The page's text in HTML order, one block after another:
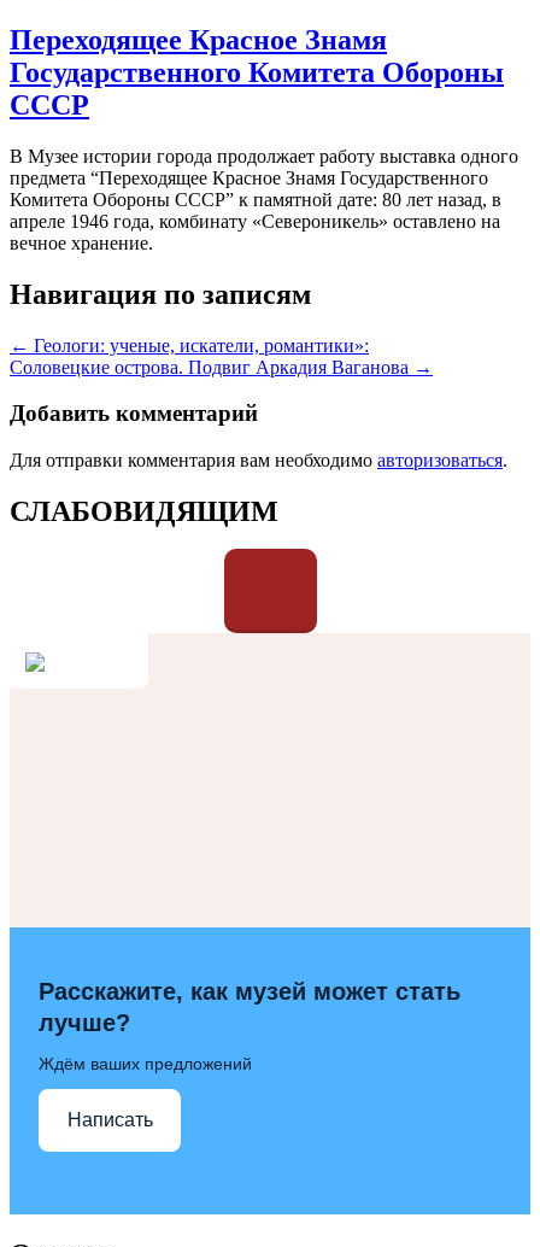
Переходящее Красное Знамя
Государственного Комитета Обороны
СССР
В Музее истории города продолжает работу выставка одного
предмета “Переходящее Красное Знамя Государственного
Комитета Обороны СССР” к памятной дате: 80 лет назад, в
апреле 1946 года, комбинату «Североникель» оставлено на
вечное хранение.
Навигация по записям
← Геологи: ученые, искатели, романтики»:
Соловецкие острова. Подвиг Аркадия Ваганова →
Добавить комментарий
Для отправки комментария вам необходимо авторизоваться.
СЛАБОВИДЯЩИМ
Расскажите, как музей может стать
лучше?
Ждём ваших предложений
Написать